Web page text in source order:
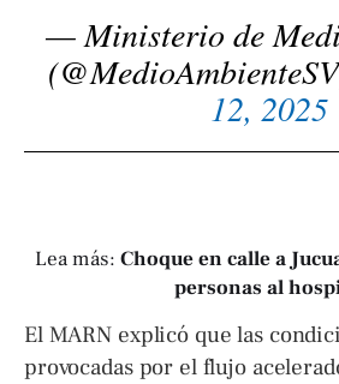
— Ministerio de
12, 2025
Lea más: Choque en calle a
personas al
El MARN explicó que las
provocadas por el flujo